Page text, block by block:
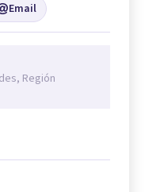
Email
Región